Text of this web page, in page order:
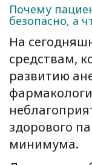
Почему
безопасно, а
На
средствам,
развитию
здорового
минимума.